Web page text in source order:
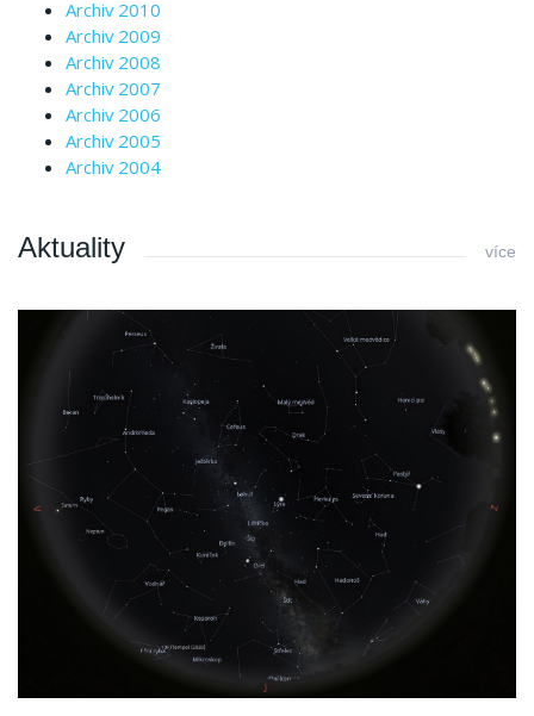
Archiv 2010
Archiv 2009
Archiv 2008
Archiv 2007
Archiv 2006
Archiv 2005
Archiv 2004
Aktuality více